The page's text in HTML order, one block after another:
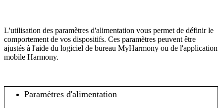
L'utilisation des paramètres d'alimentation vous permet de définir le
comportement de vos dispositifs. Ces paramètres peuvent être
ajustés à l'aide du logiciel de bureau MyHarmony ou de l'application
mobile Harmony.
Paramètres d'alimentation